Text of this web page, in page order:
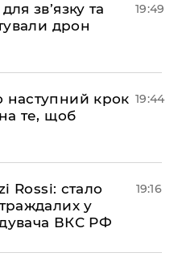
зв’язку та
дрон
19:49
крок
те, щоб
19:44
Rossi: стало
у
ВКС РФ
19:16